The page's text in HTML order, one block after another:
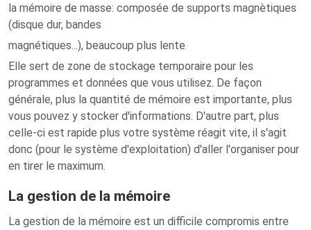
la mémoire de masse: composée de supports magnètiques
(disque dur, bandes
magnétiques...), beaucoup plus lente
Elle sert de zone de stockage temporaire pour les
programmes et données que vous utilisez. De façon
générale, plus la quantité de mémoire est importante, plus
vous pouvez y stocker d'informations. D'autre part, plus
celle-ci est rapide plus votre système réagit vite, il s'agit
donc (pour le système d'exploitation) d'aller l'organiser pour
en tirer le maximum.
La gestion de la mémoire
La gestion de la mémoire est un difficile compromis entre